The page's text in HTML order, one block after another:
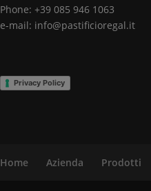
Phone: +39 085 946 1063
e-mail: info@pastificioregal.it
Privacy Policy
Home Azienda Prodotti